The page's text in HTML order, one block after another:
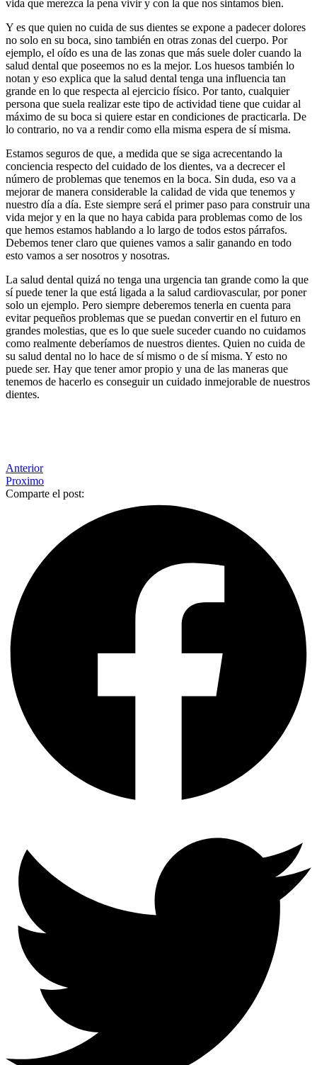
vida que merezca la pena vivir y con la que nos sintamos bien.
Y es que quien no cuida de sus dientes se expone a padecer dolores
no solo en su boca, sino también en otras zonas del cuerpo. Por
ejemplo, el oído es una de las zonas que más suele doler cuando la
salud dental que poseemos no es la mejor. Los huesos también lo
notan y eso explica que la salud dental tenga una influencia tan
grande en lo que respecta al ejercicio físico. Por tanto, cualquier
persona que suela realizar este tipo de actividad tiene que cuidar al
máximo de su boca si quiere estar en condiciones de practicarla. De
lo contrario, no va a rendir como ella misma espera de sí misma.
Estamos seguros de que, a medida que se siga acrecentando la
conciencia respecto del cuidado de los dientes, va a decrecer el
número de problemas que tenemos en la boca. Sin duda, eso va a
mejorar de manera considerable la calidad de vida que tenemos y
nuestro día a día. Este siempre será el primer paso para construir una
vida mejor y en la que no haya cabida para problemas como de los
que hemos estamos hablando a lo largo de todos estos párrafos.
Debemos tener claro que quienes vamos a salir ganando en todo
esto vamos a ser nosotros y nosotras.
La salud dental quizá no tenga una urgencia tan grande como la que
sí puede tener la que está ligada a la salud cardiovascular, por poner
solo un ejemplo. Pero siempre deberemos tenerla en cuenta para
evitar pequeños problemas que se puedan convertir en el futuro en
grandes molestias, que es lo que suele suceder cuando no cuidamos
como realmente deberíamos de nuestros dientes. Quien no cuida de
su salud dental no lo hace de sí mismo o de sí misma. Y esto no
puede ser. Hay que tener amor propio y una de las maneras que
tenemos de hacerlo es conseguir un cuidado inmejorable de nuestros
dientes.
Anterior
Proximo
Comparte el post: